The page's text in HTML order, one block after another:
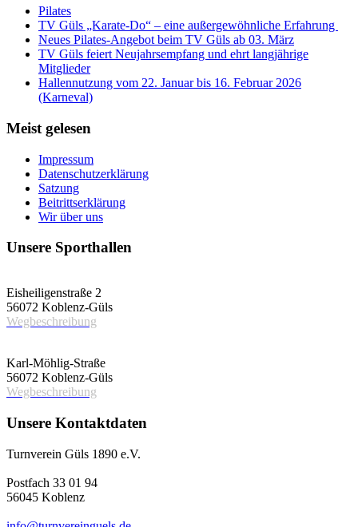
Pilates
TV Güls „Karate-Do“ – eine außergewöhnliche Erfahrung
Neues Pilates-Angebot beim TV Güls ab 03. März
TV Güls feiert Neujahrsempfang und ehrt langjährige
Mitglieder
Hallennutzung vom 22. Januar bis 16. Februar 2026
(Karneval)
Meist gelesen
Impressum
Datenschutzerklärung
Satzung
Beitrittserklärung
Wir über uns
Unsere Sporthallen
Eisheiligenstraße 2
56072 Koblenz-Güls
Wegbeschreibung
Karl-Möhlig-Straße
56072 Koblenz-Güls
Wegbeschreibung
Unsere Kontaktdaten
Turnverein Güls 1890 e.V.
Postfach 33 01 94
56045 Koblenz